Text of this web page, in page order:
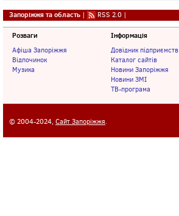
Запоріжжя та область | RSS 2.0 |
Розваги
Афіша Запоріжжя
Відпочинок
Музика
Інформація
Довідник підприємств
Каталог сайтів
Новини Запоріжжя
Новини ЗМІ
ТВ-програма
© 2004-2024, Сайт Запоріжжя.